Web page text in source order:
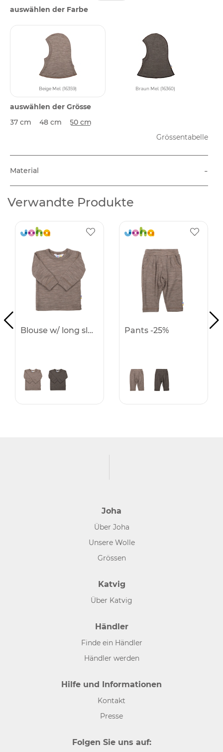
auswählen der Farbe
Beige Mel. (16359) Braun Mel. (16360)
auswählen der Grösse
37 cm
48 cm
50 cm
Grössentabelle
Material -
Verwandte Produkte
Blouse w/ long sleeves -25% Pants -25%
Joha
Über Joha
Unsere Wolle
Grössen
Katvig
Über Katvig
Händler
Finde ein Händler
Händler werden
Hilfe und Informationen
Kontakt
Presse
Folgen Sie uns auf: